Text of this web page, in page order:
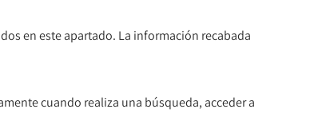
en este apartado. La información recabada
cuando realiza una búsqueda, acceder a